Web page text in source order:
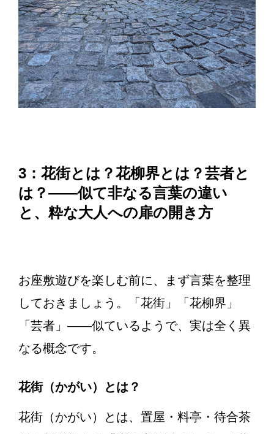
3：花街とは？花柳界とは？芸者と
は？——似て非なる言葉の違い
と、粋な大人への扉の開き方
お座敷遊びを楽しむ前に、まず言葉を整理
しておきましょう。「花街」「花柳界」
「芸者」——似ているようで、実は全く異
なる概念です。
花街（かがい）とは？
花街（かがい）とは、置屋・料亭・待合茶